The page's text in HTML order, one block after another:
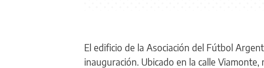
El edificio de la Asociación del Fútbol
inauguración. Ubicado en la calle